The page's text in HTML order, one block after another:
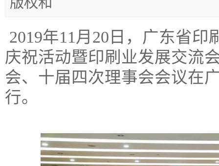
2019年11月20日，广东省
庆祝活动暨印刷业发展交流
会、十届四次理事会会议在
行。